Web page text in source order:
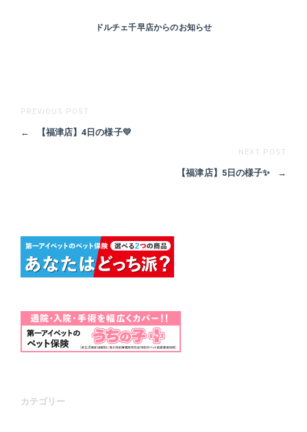
ドルチェ千早店からのお知らせ
PREVIOUS POST
← 【福津店】4日の様子💛
NEXT POST
【福津店】5日の様子✨ →
カテゴリー